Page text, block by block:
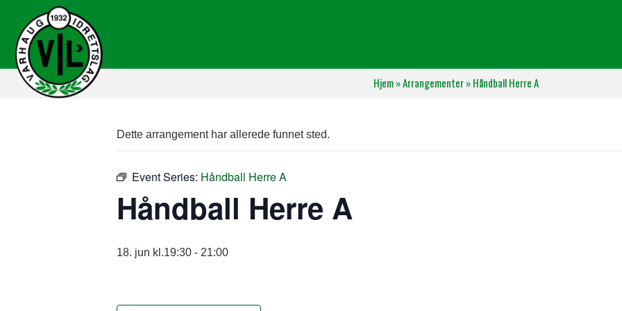
Hjem»Arrangementer»Håndball Herre A
Dette arrangement har allerede funnet sted.
Event Series: Håndball Herre A
Håndball Herre A
18. jun kl.19:30 - 21:00